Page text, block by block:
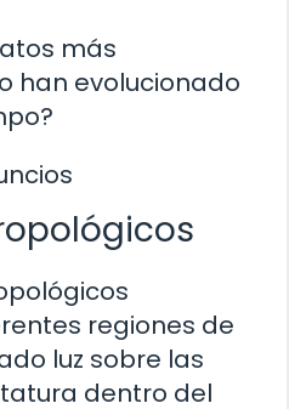
más
han evolucionado
regiones de
luz sobre las
dentro del